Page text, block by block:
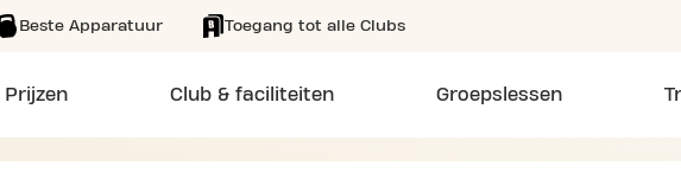
Beste Apparatuur Toegang tot alle Clubs
Prijzen Club & faciliteiten Groepslessen